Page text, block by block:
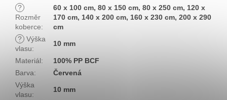
?
Rozměr
koberce:
60 x 100 cm, 80 x 150 cm, 80 x 250 cm, 120 x
170 cm, 140 x 200 cm, 160 x 230 cm, 200 x 290
cm
? Výška
vlasu:
10 mm
Materiál:
100% PP BCF
Barva:
Červená
Výška
vlasu:
10 mm